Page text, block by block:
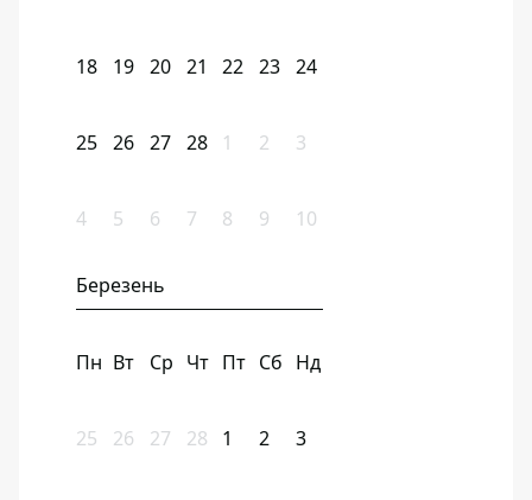
18 19 20 21 22 23 24
25 26 27 28 1 2 3
4 5 6 7 8 9 10
Березень
Пн Вт Ср Чт Пт Сб Нд
25 26 27 28 1 2 3